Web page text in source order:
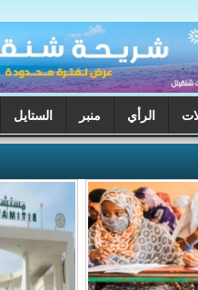
الستايل فن اتصل بنا